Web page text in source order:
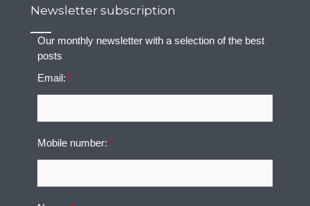
Newsletter subscription
Our monthly newsletter with a selection of the best
posts
Email:*
Mobile number:*